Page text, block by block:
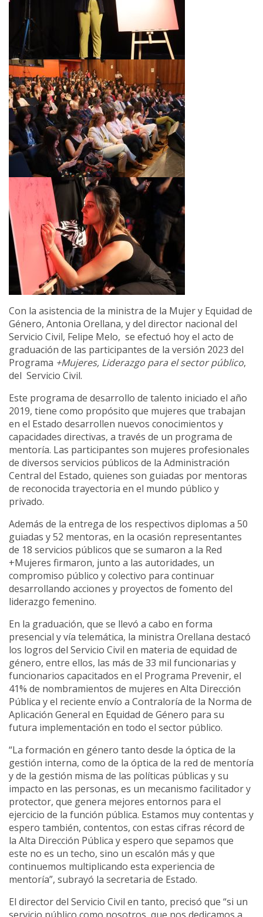
Con la asistencia de la ministra de la Mujer y Equidad de
Género, Antonia Orellana, y del director nacional del
Servicio Civil, Felipe Melo, se efectuó hoy el acto de
graduación de las participantes de la versión 2023 del
Programa +Mujeres, Liderazgo para el sector público,
del Servicio Civil.
Este programa de desarrollo de talento iniciado el año
2019, tiene como propósito que mujeres que trabajan
en el Estado desarrollen nuevos conocimientos y
capacidades directivas, a través de un programa de
mentoría. Las participantes son mujeres profesionales
de diversos servicios públicos de la Administración
Central del Estado, quienes son guiadas por mentoras
de reconocida trayectoria en el mundo público y
privado.
Además de la entrega de los respectivos diplomas a 50
guiadas y 52 mentoras, en la ocasión representantes
de 18 servicios públicos que se sumaron a la Red
+Mujeres firmaron, junto a las autoridades, un
compromiso público y colectivo para continuar
desarrollando acciones y proyectos de fomento del
liderazgo femenino.
En la graduación, que se llevó a cabo en forma
presencial y vía telemática, la ministra Orellana destacó
los logros del Servicio Civil en materia de equidad de
género, entre ellos, las más de 33 mil funcionarias y
funcionarios capacitados en el Programa Prevenir, el
41% de nombramientos de mujeres en Alta Dirección
Pública y el reciente envío a Contraloría de la Norma de
Aplicación General en Equidad de Género para su
futura implementación en todo el sector público.
“La formación en género tanto desde la óptica de la
gestión interna, como de la óptica de la red de mentoría
y de la gestión misma de las políticas públicas y su
impacto en las personas, es un mecanismo facilitador y
protector, que genera mejores entornos para el
ejercicio de la función pública. Estamos muy contentas y
espero también, contentos, con estas cifras récord de
la Alta Dirección Pública y espero que sepamos que
este no es un techo, sino un escalón más y que
continuemos multiplicando esta experiencia de
mentoría”, subrayó la secretaria de Estado.
El director del Servicio Civil en tanto, precisó que “si un